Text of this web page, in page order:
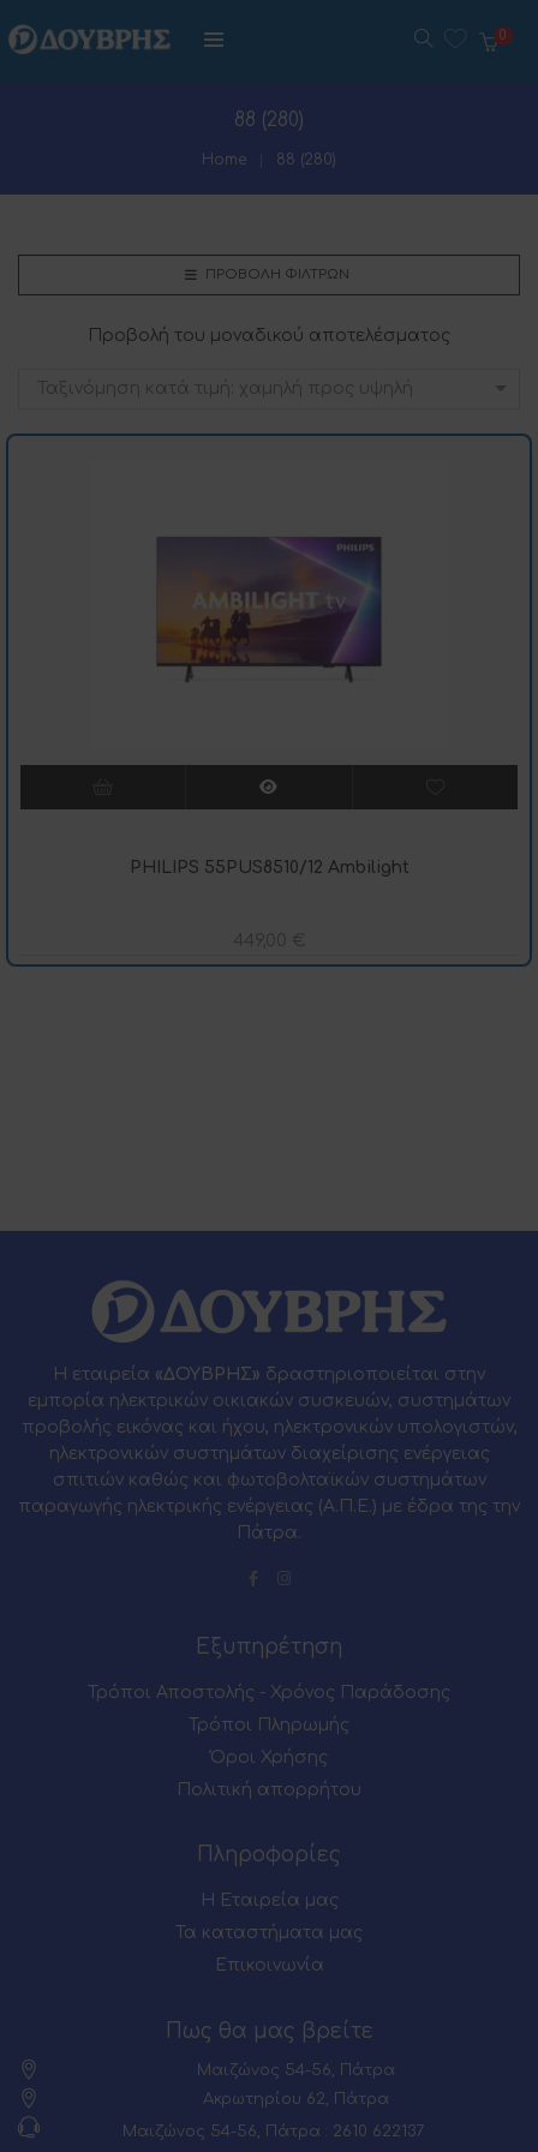
88 (280)
Home 88 (280)
ΠΡΟΒΟΛΉ ΦΊΛΤΡΩΝ
Προβολή του μοναδικού αποτελέσματος
Ταξινόμηση κατά τιμή: χαμηλή προς υψηλή
PHILIPS 55PUS8510/12 Ambilight
449,00 €
Η εταιρεία «ΔΟΥΒΡΗΣ» δραστηριοποιείται στην
εμπορία ηλεκτρικών οικιακών συσκευών, συστημάτων
προβολής εικόνας και ήχου, ηλεκτρονικών υπολογιστών,
ηλεκτρονικών συστημάτων διαχείρισης ενέργειας
σπιτιών καθώς και φωτοβολταϊκών συστημάτων
παραγωγής ηλεκτρικής ενέργειας (Α.Π.Ε.) με έδρα της την
Πάτρα.
Εξυπηρέτηση
Τρόποι Αποστολής - Χρόνος Παράδοσης
Τρόποι Πληρωμής
Όροι Χρήσης
Πολιτική απορρήτου
Πληροφορίες
Η Εταιρεία μας
Τα καταστήματα μας
Επικοινωνία
Πως θα μας βρείτε
Μαιζώνος 54-56, Πάτρα
Ακρωτηρίου 62, Πάτρα
Μαιζώνος 54-56, Πάτρα : 2610 622137